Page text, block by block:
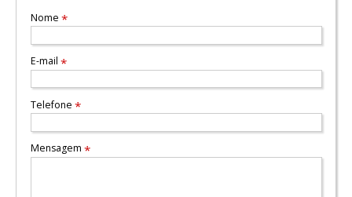
Nome *
E-mail *
Telefone *
Mensagem *